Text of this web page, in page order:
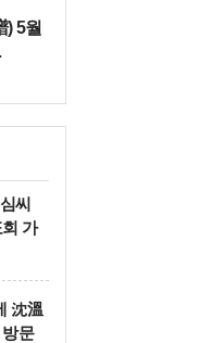
) 5월
씨
가
沈溫
문